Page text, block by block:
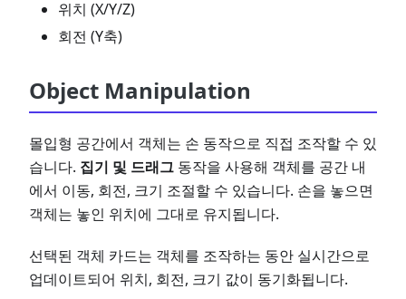
위치 (X/Y/Z)
회전 (Y축)
Object Manipulation
몰입형 공간에서 객체는 손 동작으로 직접 조작할 수 있
습니다. 집기 및 드래그 동작을 사용해 객체를 공간 내
에서 이동, 회전, 크기 조절할 수 있습니다. 손을 놓으면
객체는 놓인 위치에 그대로 유지됩니다.
선택된 객체 카드는 객체를 조작하는 동안 실시간으로
업데이트되어 위치, 회전, 크기 값이 동기화됩니다.